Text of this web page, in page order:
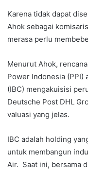
Karena tidak dapat
Ahok sebagai
merasa perlu
Menurut Ahok,
Power Indonesia (PPI)
(IBC) mengakuisisi
Deutsche Post DHL
valuasi yang jelas.
IBC adalah holding
untuk membangun
Air. Saat ini, bersama